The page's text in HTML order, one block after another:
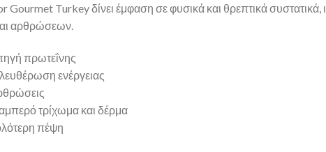
Turkey δίνει έμφαση σε φυσικά και θρεπτικά συστατικά,
αρθρώσεων.
πρωτεΐνης
ενέργειας
τρίχωμα και δέρμα
πέψη